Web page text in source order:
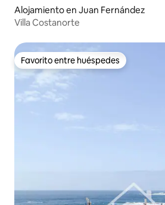
Alojamiento en Juan Fernández
Villa Costanorte
Favorito entre huéspedes
Favorito entre huéspedes